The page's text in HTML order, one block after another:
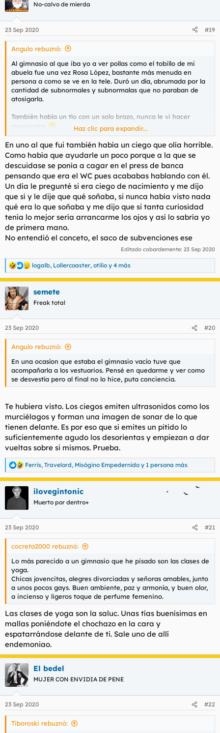
No-calvo de mierda
23 Sep 2020 #19
Angulo rebuznó:
Al gimnasio al que iba yo a ver pollas como el tobillo de mi
abuela fue una vez Rosa López, bastante más menuda en
persona a como se ve en la tele. Duró un día, abrumada por la
cantidad de subnormales y subnormalas que no paraban de
atosigarla.
También había un tío con un solo brazo, nunca le vi hacer
dominadas
Durante un tiempo estuvo yendo una ciega, joven y con dos
tetones importantes. Había que estar constatemente guiándola
de máquina en máquina cogida de la mano para que no se
descalabrase. En una ocasíon que estaba el gimnasio vacío
tuve que acompañarla a los vestuarios. Pensé en quedarme y
ver como se desvestía pero al final no lo hice, puta conciencia.
P.D. Yo era como Apofis, siempre entraba como los butes, con
la cabeza gacha y sin saludar a nadie. Nunca me tragaron.
Haz clic para expandir...
En uno al que fui también había un ciego que olía horrible.
Como había que ayudarle un poco porque a la que se
descuidase se ponía a cagar en el press de banca
pensando que era el WC pues acababas hablando con él.
Un día le pregunté si era ciego de nacimiento y me dijo
que sí y le dije que qué soñaba, si nunca había visto nada
qué era lo que soñaba y me dijo que si tanta curiosidad
tenía lo mejor sería arrancarme los ojos y así lo sabría yo
de primera mano.
No entendió el conceto, el saco de subvenciones ese
Editado cobardemente: 23 Sep 2020
R
e
a
c
c
i
e
s
logalb, Lollercoaster, otilio y 4 más
semete
Freak total
23 Sep 2020 #20
Angulo rebuznó:
En una ocasíon que estaba el gimnasio vacío tuve que
acompañarla a los vestuarios. Pensé en quedarme y ver como
se desvestía pero al final no lo hice, puta conciencia.
Te hubiera visto. Los ciegos emiten ultrasonidos como los
murciélagos y forman una imagen de sonar de lo que
tienen delante. Es por eso que si emites un pitido lo
suficientemente agudo los desorientas y empiezan a dar
vueltas sobre si mismos. Prueba.
R
e
a
c
e
s
Ferris, Travelord, Misógino Empedernido y 1 persona más
ilovegintonic
Muerto por dentro+
23 Sep 2020 #21
cocreta2000 rebuznó:
Lo más parecido a un gimnasio que he pisado son las clases de
yoga.
Chicas jovencitas, alegres divorciadas y señoras amables, junto
a unos pocos gays. Buen ambiente, paz y armonía, y buen olor,
a incienso y ligeros toque de perfume femenino.
Las clases de yoga son la saluc. Unas tías buenísimas en
mallas poniéndote el chochazo en la cara y
espatarrándose delante de ti. Sale uno de allí
endemoniao.
El bedel
MUJER CON ENVIDIA DE PENE
23 Sep 2020 #22
Tiboroski rebuznó: